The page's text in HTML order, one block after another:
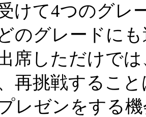
けて4つのグレ
のグレードに
席しただけで
再挑戦するこ
レゼンをする